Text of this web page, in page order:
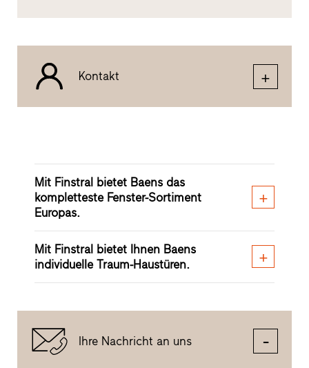
Kontakt
Mit Finstral bietet Baens das
kompletteste Fenster-Sortiment
Europas.
Mit Finstral bietet Ihnen Baens
individuelle Traum-Haustüren.
Ihre Nachricht an uns